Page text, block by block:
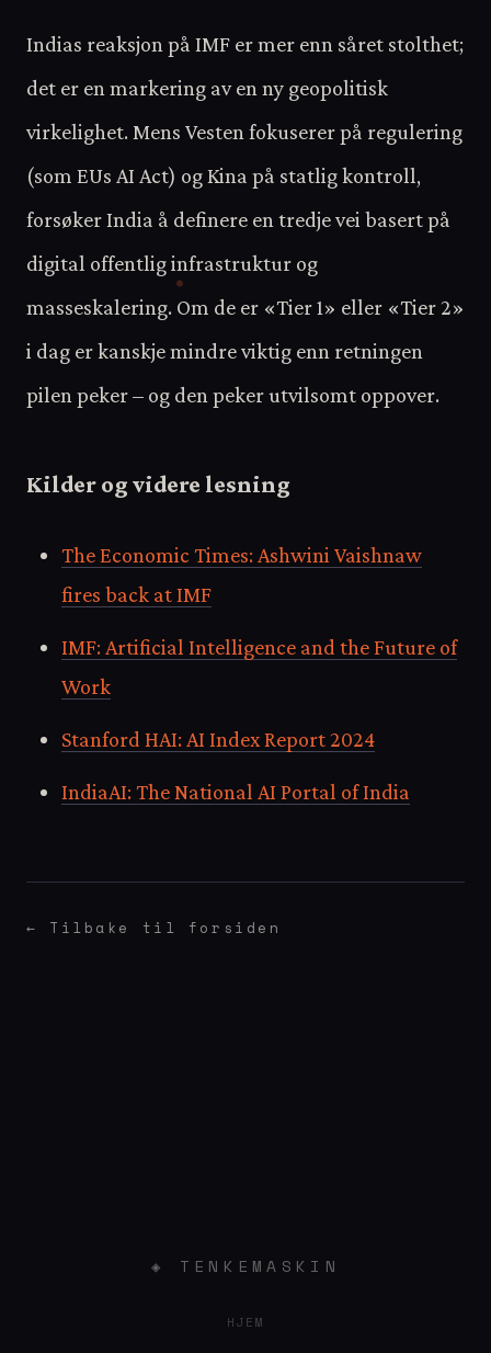
Indias reaksjon på IMF er mer enn såret stolthet;
det er en markering av en ny geopolitisk
virkelighet. Mens Vesten fokuserer på regulering
(som EUs AI Act) og Kina på statlig kontroll,
forsøker India å definere en tredje vei basert på
digital offentlig infrastruktur og
masseskalering. Om de er «Tier 1» eller «Tier 2»
i dag er kanskje mindre viktig enn retningen
pilen peker – og den peker utvilsomt oppover.
Kilder og videre lesning
The Economic Times: Ashwini Vaishnaw
fires back at IMF
IMF: Artificial Intelligence and the Future of
Work
Stanford HAI: AI Index Report 2024
IndiaAI: The National AI Portal of India
← Tilbake til forsiden
◈ TENKEMASKIN
HJEM